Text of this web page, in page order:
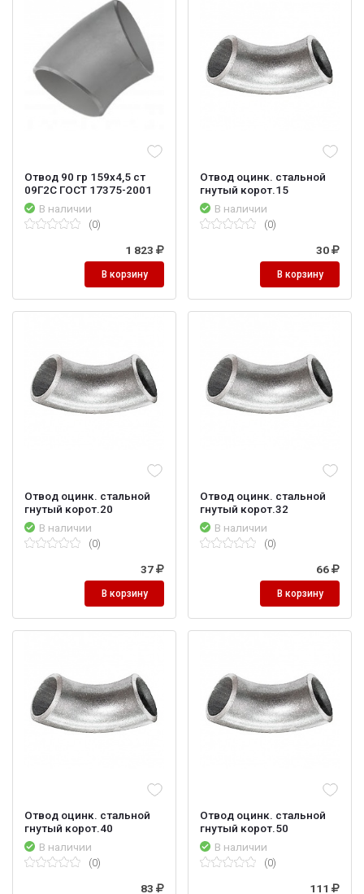
Отвод 90 гр 159х4,5 ст
09Г2С ГОСТ 17375-2001
В наличии
(0)
1 823
В корзину
Отвод оцинк. стальной
гнутый корот.15
В наличии
(0)
30
В корзину
Отвод оцинк. стальной
гнутый корот.20
В наличии
(0)
37
В корзину
Отвод оцинк. стальной
гнутый корот.32
В наличии
(0)
66
В корзину
Отвод оцинк. стальной
гнутый корот.40
В наличии
(0)
83
Отвод оцинк. стальной
гнутый корот.50
В наличии
(0)
111